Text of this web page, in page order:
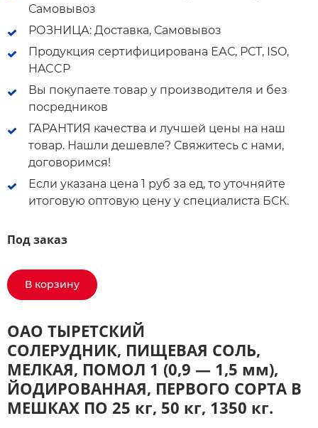
Самовывоз
РОЗНИЦА: Доставка, Самовывоз
Продукция сертифицирована ЕАС, РСТ, ISO,
HACCP
Вы покупаете товар у производителя и без
посредников
ГАРАНТИЯ качества и лучшей цены на наш
товар. Нашли дешевле? Свяжитесь с нами,
договоримся!
Если указана цена 1 руб за ед, то уточняйте
итоговую оптовую цену у специалиста БСК.
Под заказ
В корзину
ОАО ТЫРЕТСКИЙ
СОЛЕРУДНИК, ПИЩЕВАЯ СОЛЬ,
МЕЛКАЯ, ПОМОЛ 1 (0,9 — 1,5 мм),
ЙОДИРОВАННАЯ, ПЕРВОГО СОРТА В
МЕШКАХ ПО 25 кг, 50 кг, 1350 кг.